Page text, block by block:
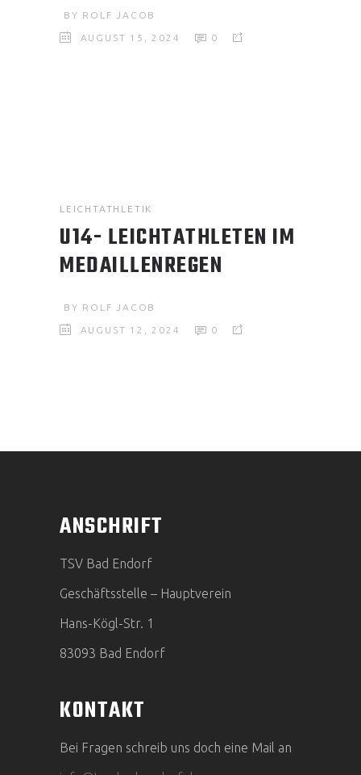
BY ROLF JACOB
AUGUST 15, 2024 0
LEICHTATHLETIK
U14- LEICHTATHLETEN IM
MEDAILLENREGEN
BY ROLF JACOB
AUGUST 12, 2024 0
ANSCHRIFT
TSV Bad Endorf
Geschäftsstelle – Hauptverein
Hans-Kögl-Str. 1
83093 Bad Endorf
KONTAKT
Bei Fragen schreib uns doch eine Mail an